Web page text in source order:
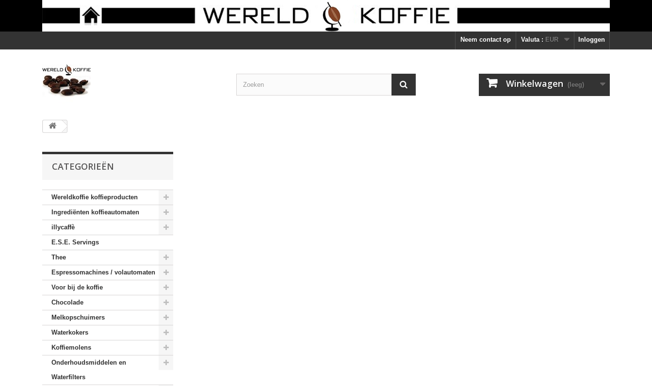
Inloggen
Valuta : EUR
Neem contact op
Winkelwagen (leeg)
CATEGORIEËN
Wereldkoffie koffieproducten
Ingrediënten koffieautomaten
illycaffè
E.S.E. Servings
Thee
Espressomachines / volautomaten
Voor bij de koffie
Chocolade
Melkopschuimers
Waterkokers
Koffiemolens
Onderhoudsmiddelen en
Waterfilters